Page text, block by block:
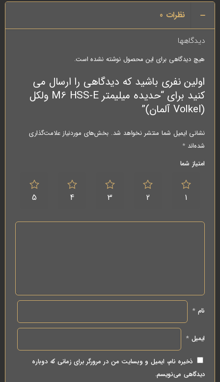
نظرات 0
دیدگاهها
هیچ دیدگاهی برای این محصول نوشته نشده است.
اولین نفری باشید که دیدگاهی را ارسال می
کنید برای “حدیده میلیمتر M6 HSS-E ولکل
(Volkel آلمان)”
نشانی ایمیل شما منتشر نخواهد شد. بخش‌های موردنیاز علامت‌گذاری
شده‌اند*
امتیاز شما
1
2
3
4
5
نام*
ایمیل*
ذخیره نام، ایمیل و وبسایت من در مرورگر برای زمانی که دوباره
دیدگاهی می‌نویسم.